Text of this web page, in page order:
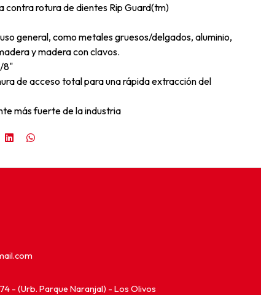
contra rotura de dientes Rip Guard(tm)
general, como metales gruesos/delgados, aluminio,
y madera con clavos.
8"
de acceso total para una rápida extracción del
más fuerte de la industria
- (Urb. Parque Naranjal) - Los Olivos